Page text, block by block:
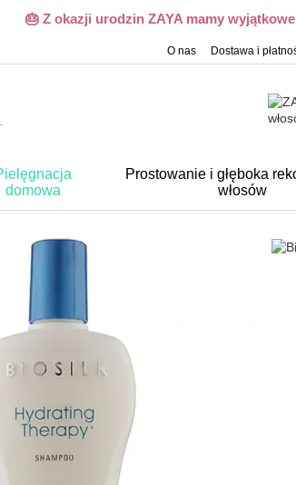
🎂 Z okazji urodzin ZAYA mamy
O nas Dostawa i
domowa
Prostowanie i głęboka
włosów